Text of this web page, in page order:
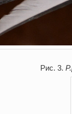
Рис. 3. P.